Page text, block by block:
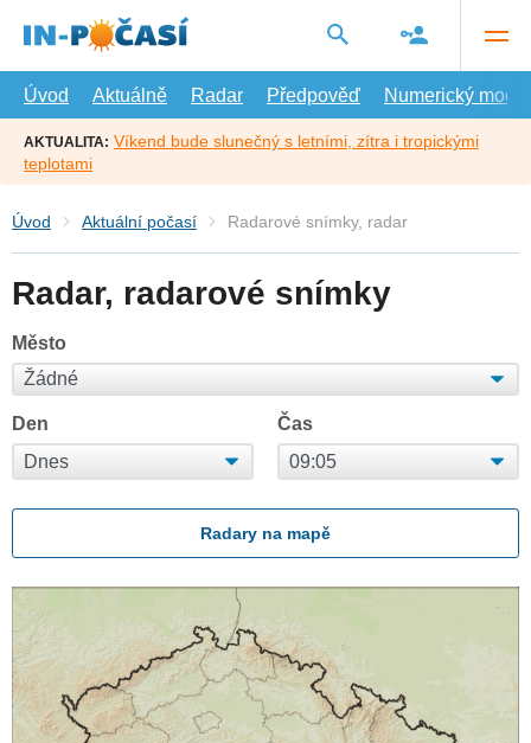
hlavní
Úvod
Aktuálně Radar Předpověď Numerický model
AKTUALITA: Víkend bude slunečný s letními, zítra i tropickými
teplotami
Úvod Aktuální počasí Radarové snímky, radar
Radar, radarové snímky
Město
Den Čas
Radary na mapě